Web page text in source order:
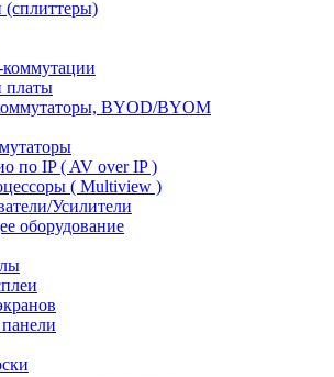
(сплиттеры)
платы
BYOD/BYOM
по IP ( AV over IP )
( Multiview )
Усилители
оборудование